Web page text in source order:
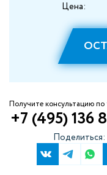
Цена:
Получите консультацию по
+7 (495) 136
Поделиться: